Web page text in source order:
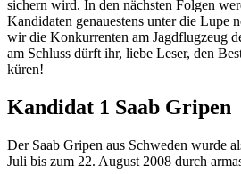
sichern wird. In den nächsten Folgen
Kandidaten genauestens unter die Lupe
wir die Konkurrenten am Jagdflugzeug
am Schluss dürft ihr, liebe Leser, den
küren!
Kandidat 1 Saab Gripen
Der Saab Gripen aus Schweden wurde
Juli bis zum 22. August 2008 durch